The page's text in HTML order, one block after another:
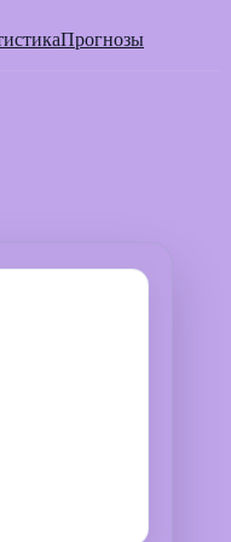
Прогнозы